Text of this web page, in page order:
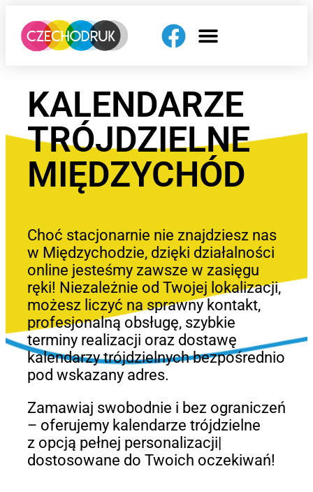
KALENDARZE
TRÓJDZIELNE
MIĘDZYCHÓD
Choć stacjonarnie nie znajdziesz nas
w Międzychodzie, dzięki działalności
online jesteśmy zawsze w zasięgu
ręki! Niezależnie od Twojej lokalizacji,
możesz liczyć na sprawny kontakt,
profesjonalną obsługę, szybkie
terminy realizacji oraz dostawę
kalendarzy trójdzielnych bezpośrednio
pod wskazany adres.
Zamawiaj swobodnie i bez ograniczeń
– oferujemy kalendarze trójdzielne
z opcją pełnej personalizacji|
dostosowane do Twoich oczekiwań!